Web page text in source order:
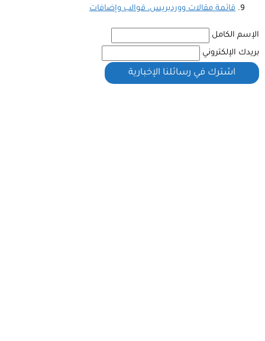
قائمة مقالات ووردبريس، قوالب وإضافات
الإسم الكامل
بريدك الإلكتروني